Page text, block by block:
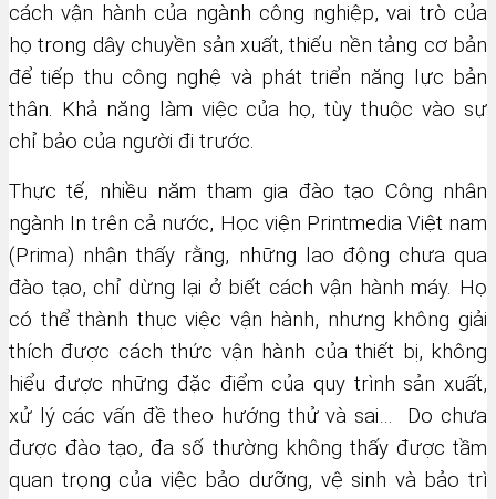
cách vận hành của ngành công nghiệp, vai trò của
họ trong dây chuyền sản xuất, thiếu nền tảng cơ bản
để tiếp thu công nghệ và phát triển năng lực bản
thân. Khả năng làm việc của họ, tùy thuộc vào sự
chỉ bảo của người đi trước.
Thực tế, nhiều năm tham gia đào tạo Công nhân
ngành In trên cả nước, Học viện Printmedia Việt nam
(Prima) nhận thấy rằng, những lao động chưa qua
đào tạo, chỉ dừng lại ở biết cách vận hành máy. Họ
có thể thành thục việc vận hành, nhưng không giải
thích được cách thức vận hành của thiết bị, không
hiểu được những đặc điểm của quy trình sản xuất,
xử lý các vấn đề theo hướng thử và sai… Do chưa
được đào tạo, đa số thường không thấy được tầm
quan trọng của việc bảo dưỡng, vệ sinh và bảo trì